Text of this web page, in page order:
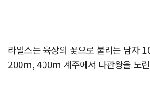
라일스는 육상의 꽃으로 불리는 남자
200m, 400m 계주에서 다관왕을 노